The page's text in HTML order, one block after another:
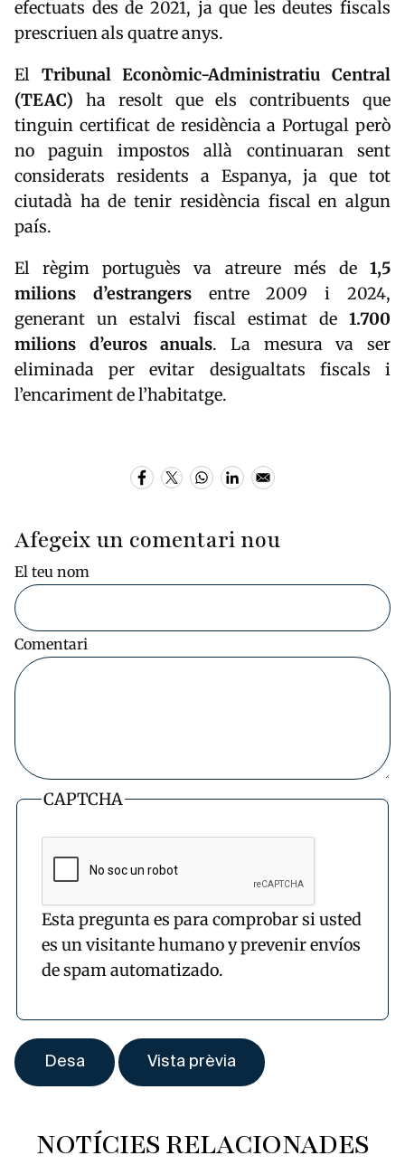
efectuats des de 2021, ja que les deutes fiscals
prescriuen als quatre anys.
El Tribunal Econòmic-Administratiu Central
(TEAC) ha resolt que els contribuents que
tinguin certificat de residència a Portugal però
no paguin impostos allà continuaran sent
considerats residents a Espanya, ja que tot
ciutadà ha de tenir residència fiscal en algun
país.
El règim portuguès va atreure més de 1,5
milions d’estrangersentre 2009 i 2024,
generant un estalvi fiscal estimat de 1.700
milions d’euros anuals. La mesura va ser
eliminada per evitar desigualtats fiscals i
l’encariment de l’habitatge.
Afegeix un comentari nou
El teu nom
Comentari
CAPTCHA
Esta pregunta es para comprobar si usted
es un visitante humano y prevenir envíos
de spam automatizado.
NOTÍCIES RELACIONADES